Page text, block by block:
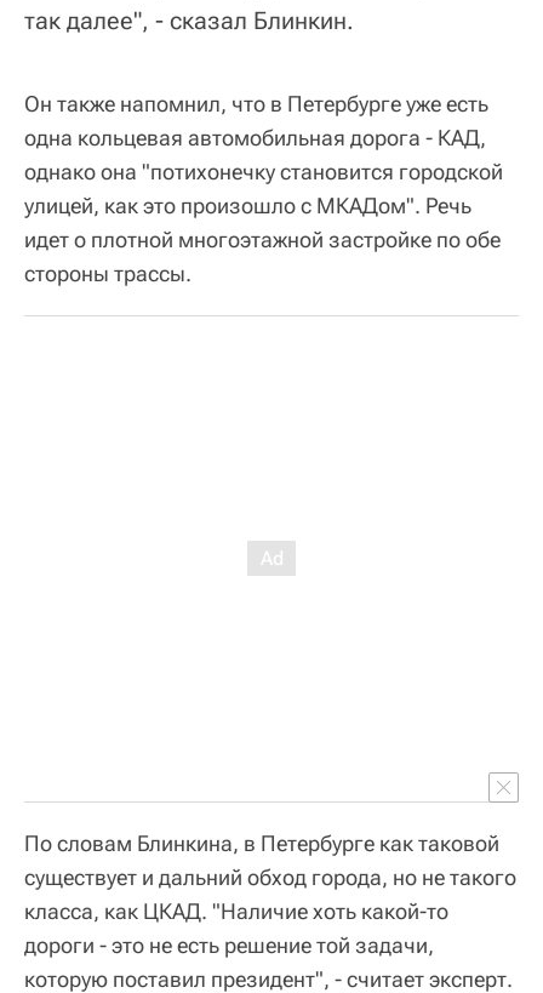
так далее", - сказал Блинкин.
Он также напомнил, что в Петербурге уже есть
одна кольцевая автомобильная дорога - КАД,
однако она "потихонечку становится городской
улицей, как это произошло с МКАДом". Речь
идет о плотной многоэтажной застройке по обе
стороны трассы.
По словам Блинкина, в Петербурге как таковой
существует и дальний обход города, но не такого
класса, как ЦКАД. "Наличие хоть какой-то
дороги - это не есть решение той задачи,
которую поставил президент", - считает эксперт.